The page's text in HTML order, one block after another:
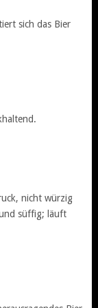
sich das Bier
nicht würzig
süffig; läuft